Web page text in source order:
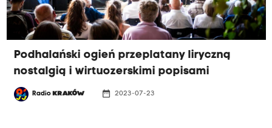
Podhalański ogień przeplatany liryczną
nostalgią i wirtuozerskimi popisami
Radio KRAKÓW date_range 2023-07-23